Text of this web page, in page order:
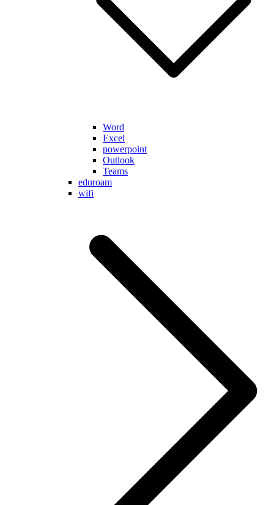
Word
Excel
powerpoint
Outlook
Teams
eduroam
wifi